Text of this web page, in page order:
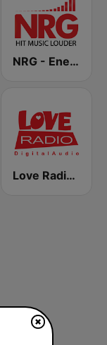
NRG - Energy Radio
Love Radio 90.7 Digital